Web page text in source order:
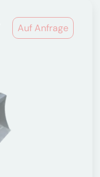
Auf Anfrage